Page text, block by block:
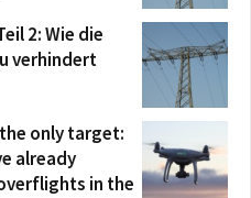
2: Wie die
verhindert
only target:
already
in the